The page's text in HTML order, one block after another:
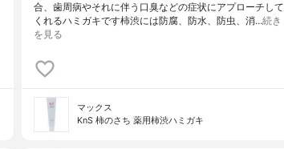
合、歯周病やそれに伴う口臭などの症状にアプローチして
くれるハミガキです柿渋には防腐、防水、防虫、消…続き
を見る
マックス
KnS 柿のさち 薬用柿渋ハミガキ